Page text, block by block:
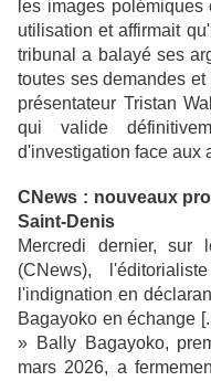
les images
utilisation et affirmait
tribunal a balayé ses
toutes ses demandes
présentateur Tristan
qui valide
d'investigation face aux
CNews : nouveaux
Saint-Denis
Mercredi dernier,
(CNews),
l'indignation en
Bagayoko en échange
» Bally Bagayoko,
mars 2026, a